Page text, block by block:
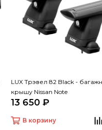
LUX Трэвел 82 Black -
крышу Nissan Note
13 650 ₽
В корзину